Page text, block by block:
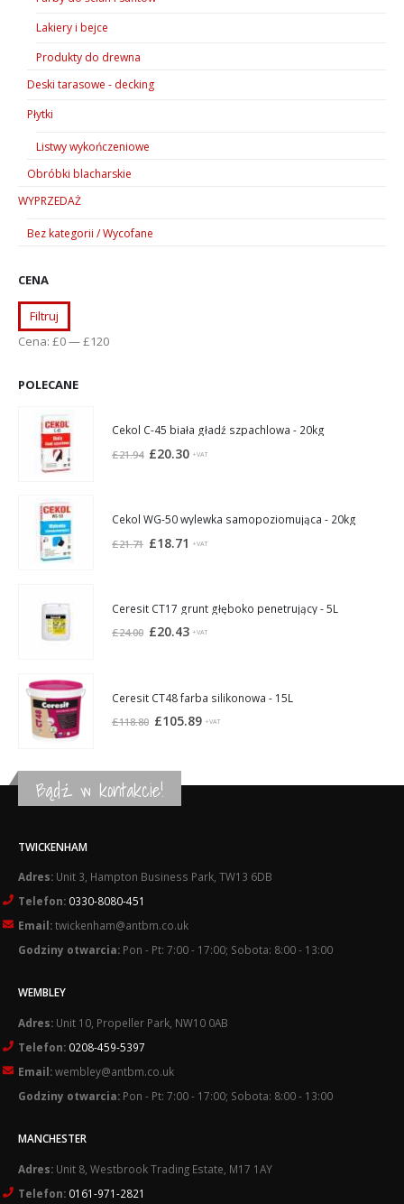
Lakiery i bejce
Produkty do drewna
Deski tarasowe - decking
Płytki
Listwy wykończeniowe
Obróbki blacharskie
WYPRZEDAŻ
Bez kategorii / Wycofane
CENA
Cena
min
Cena
max
Filtruj
Cena: £0—£120
POLECANE
Cekol C-45 biała gładź szpachlowa - 20kg
£21.94 Pierwotna
£20.30Aktualna
£20.30.
+VAT
Cekol WG-50 wylewka samopoziomująca - 20kg
£21.71 Pierwotna
£18.71 Aktualna
+VAT
Ceresit CT17 grunt głęboko penetrujący - 5L
£24.00 Pierwotna
£24.00.
£20.43Aktualna
£20.43.
+VAT
Ceresit CT48 farba silikonowa - 15L
£118.80 Pierwotna
£118.80.
£105.89Aktualna
+VAT
Bądź w kontakcie!
TWICKENHAM
Adres: Unit 3, Hampton Business Park, TW13 6DB
Telefon: 0330-8080-451
Email:twickenham@antbm.co.uk
Godziny otwarcia: Pon - Pt: 7:00 - 17:00; Sobota: 8:00 - 13:00
WEMBLEY
Adres: Unit 10, Propeller Park, NW10 0AB
Telefon: 0208-459-5397
Email:wembley@antbm.co.uk
Godziny otwarcia: Pon - Pt: 7:00 - 17:00; Sobota: 8:00 - 13:00
MANCHESTER
Adres: Unit 8, Westbrook Trading Estate, M17 1AY
Telefon: 0161-971-2821